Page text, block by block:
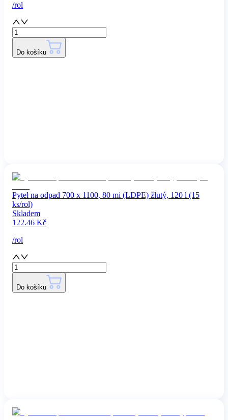
/rol
Do košíku
Pytel na odpad 700 x 1100, 80 mi (LDPE) žlutý, 120 l (15
ks/rol)
Skladem
122.46 Kč
/rol
Do košíku